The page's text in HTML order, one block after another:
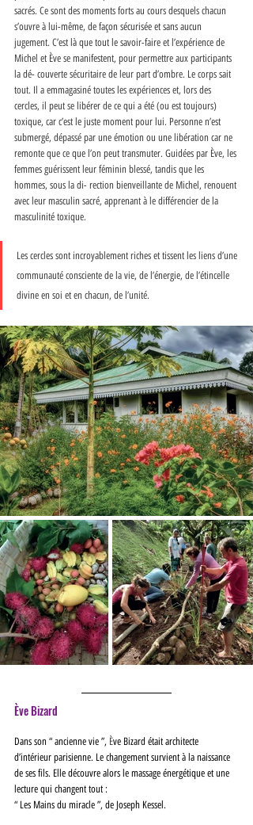
sacrés. Ce sont des moments forts au cours desquels chacun
s’ouvre à lui-même, de façon sécurisée et sans aucun
jugement. C’est là que tout le savoir-faire et l’expérience de
Michel et Ève se manifestent, pour permettre aux participants
la dé- couverte sécuritaire de leur part d’ombre. Le corps sait
tout. Il a emmagasiné toutes les expériences et, lors des
cercles, il peut se libérer de ce qui a été (ou est toujours)
toxique, car c’est le juste moment pour lui. Personne n’est
submergé, dépassé par une émotion ou une libération car ne
remonte que ce que l’on peut transmuter. Guidées par Ève, les
femmes guérissent leur féminin blessé, tandis que les
hommes, sous la di- rection bienveillante de Michel, renouent
avec leur masculin sacré, apprenant à le différencier de la
masculinité toxique.
Les cercles sont incroyablement riches et tissent les liens d’une
communauté consciente de la vie, de l’énergie, de l’étincelle
divine en soi et en chacun, de l’unité.
Ève Bizard
Dans son “ ancienne vie ”, Ève Bizard était architecte
d’intérieur parisienne. Le changement survient à la naissance
de ses fils. Elle découvre alors le massage énergétique et une
lecture qui changent tout :
“ Les Mains du miracle ”, de Joseph Kessel.